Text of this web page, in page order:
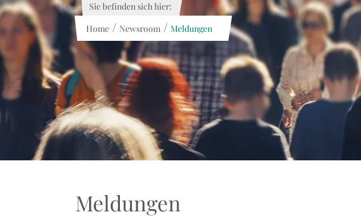
Sie befinden sich hier:
Home / Newsroom / Meldungen
Meldungen